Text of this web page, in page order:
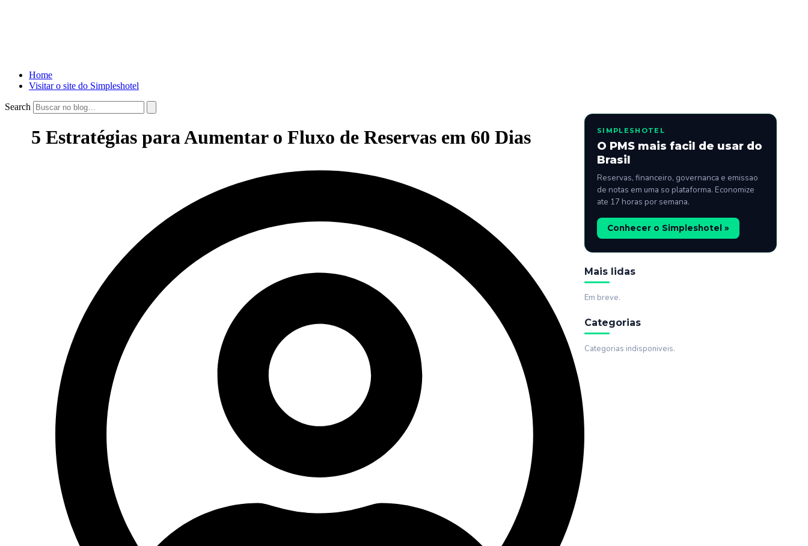
Home
Visitar o site do Simpleshotel
Search
5 Estratégias para Aumentar o Fluxo de Reservas em 60 Dias SIMPLESHOTEL
O PMS mais facil de usar do
Brasil
Reservas, financeiro, governanca e emissao
de notas em uma so plataforma. Economize
ate 17 horas por semana.
Conhecer o Simpleshotel »
Mais lidas
Em breve.
Categorias
Categorias indisponiveis.